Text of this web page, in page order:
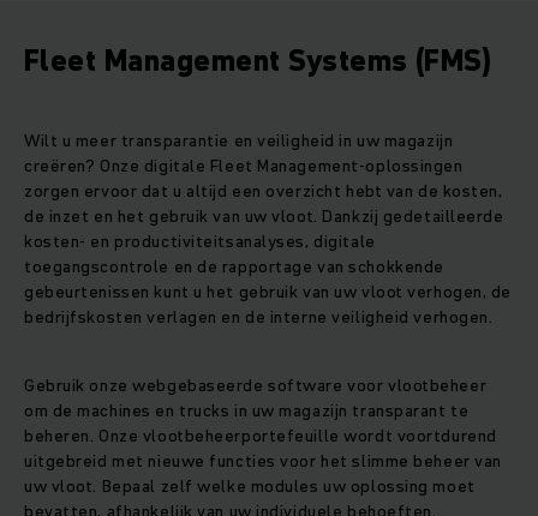
Fleet Management Systems (FMS)
Wilt u meer transparantie en veiligheid in uw magazijn
creëren? Onze digitale Fleet Management-oplossingen
zorgen ervoor dat u altijd een overzicht hebt van de kosten,
de inzet en het gebruik van uw vloot. Dankzij gedetailleerde
kosten- en productiviteitsanalyses, digitale
toegangscontrole en de rapportage van schokkende
gebeurtenissen kunt u het gebruik van uw vloot verhogen, de
bedrijfskosten verlagen en de interne veiligheid verhogen.
Gebruik onze webgebaseerde software voor vlootbeheer
om de machines en trucks in uw magazijn transparant te
beheren. Onze vlootbeheerportefeuille wordt voortdurend
uitgebreid met nieuwe functies voor het slimme beheer van
uw vloot. Bepaal zelf welke modules uw oplossing moet